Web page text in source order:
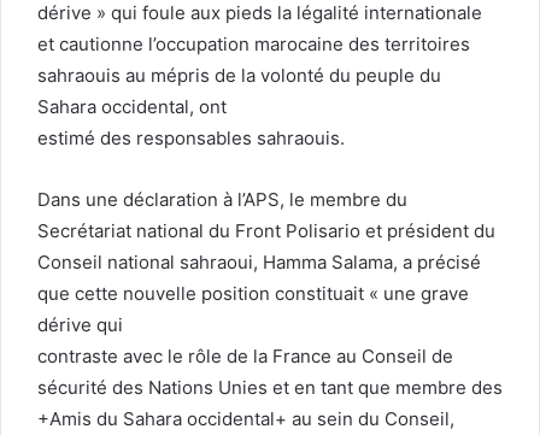
dérive » qui foule aux pieds la légalité internationale
et cautionne l’occupation marocaine des territoires
sahraouis au mépris de la volonté du peuple du
Sahara occidental, ont
estimé des responsables sahraouis.
Dans une déclaration à l’APS, le membre du
Secrétariat national du Front Polisario et président du
Conseil national sahraoui, Hamma Salama, a précisé
que cette nouvelle position constituait « une grave
dérive qui
contraste avec le rôle de la France au Conseil de
sécurité des Nations Unies et en tant que membre des
+Amis du Sahara occidental+ au sein du Conseil,